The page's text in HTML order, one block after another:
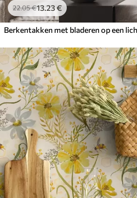
22.05€13.23€